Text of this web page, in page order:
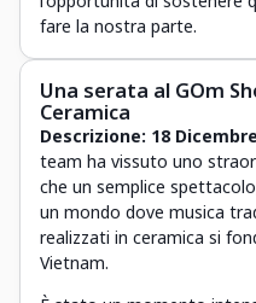
fare la nostra parte.
Una serata al GOm
Ceramica
Descrizione: 18
team ha vissuto uno
che un semplice
un mondo dove musica
realizzati in ceramica si
Vietnam.